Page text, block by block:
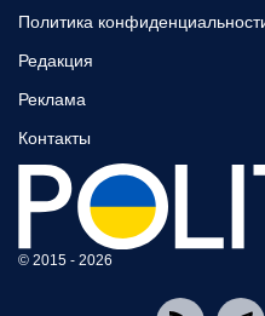
Политика
Редакция
Реклама
Контакты
© 2015 - 2026